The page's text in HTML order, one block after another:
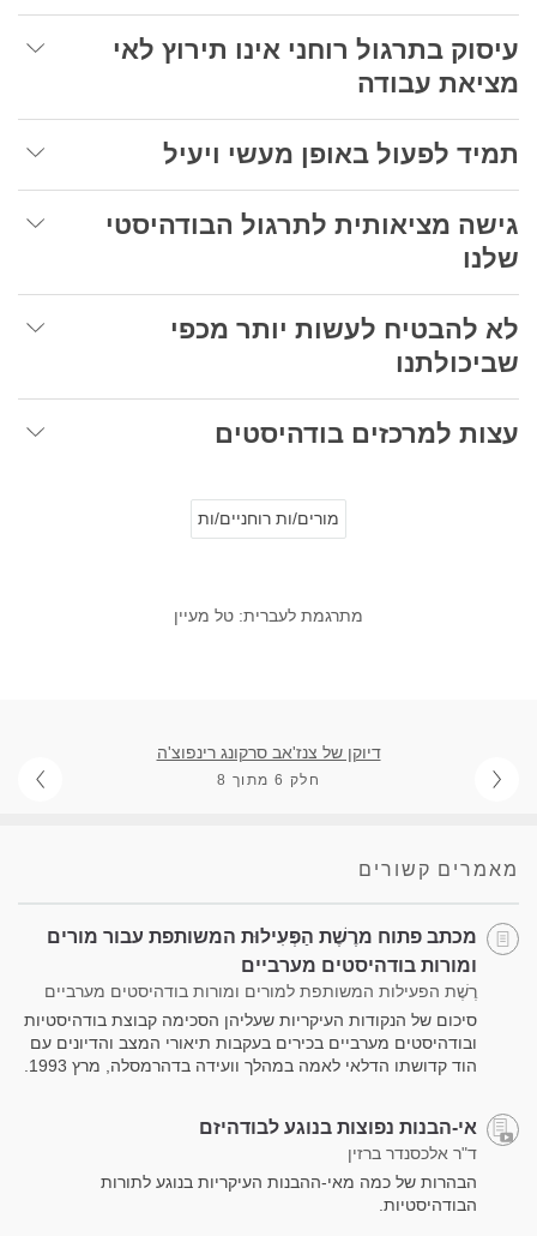
עיסוק בתרגול רוחני אינו תירוץ לאי
מציאת עבודה
תמיד לפעול באופן מעשי ויעיל
גישה מציאותית לתרגול הבודהיסטי
שלנו
לא להבטיח לעשות יותר מכפי
שביכולתנו
עצות למרכזים בודהיסטים
מורים/ות רוחניים/ות
מתרגמת לעברית: טל מעיין
דיוקן של צנז'אב סרקונג רינפוצ'ה
חלק 6 מתוך 8
מאמרים קשורים
מכתב פתוח מרֶשֶׁת הַפְּעִילוּת המשותפת עבור מורים
ומורות בודהיסטים מערביים
רֶשֶׁת הפעילות המשותפת למורים ומורות בודהיסטים מערביים
סיכום של הנקודות העיקריות שעליהן הסכימה קבוצת בודהיסטיות
ובודהיסטים מערביים בכירים בעקבות תיאורי המצב והדיונים עם
הוד קדושתו הדלאי לאמה במהלך וועידה בדהרמסלה, מרץ 1993.
אי-הבנות נפוצות בנוגע לבודהיזם
ד"ר אלכסנדר ברזין
הבהרות של כמה מאי-ההבנות העיקריות בנוגע לתורות
הבודהיסטיות.